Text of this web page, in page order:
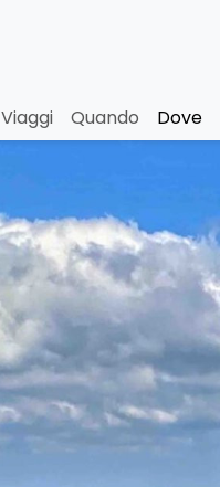
Viaggi Quando Dove